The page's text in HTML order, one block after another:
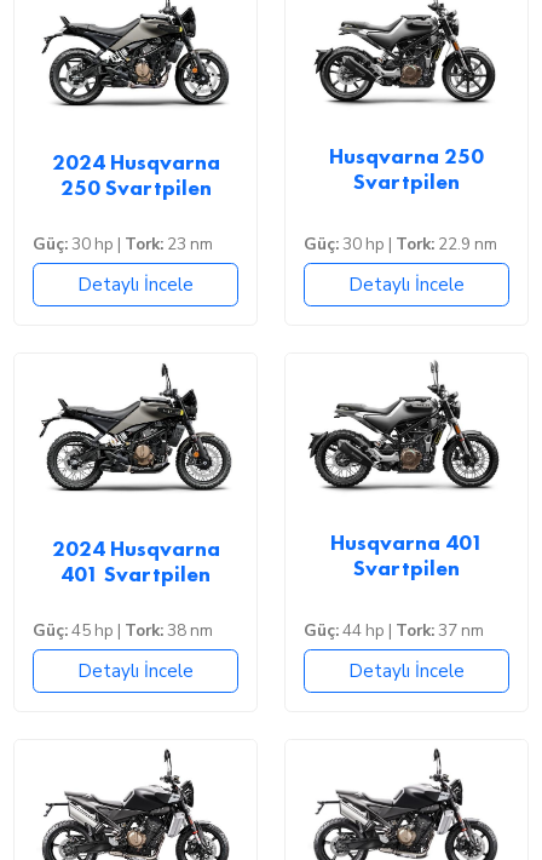
2024 Husqvarna
250 Svartpilen
Güç:30 hp | Tork: 23 nm
Detaylı İncele
Husqvarna 250
Svartpilen
Güç:30 hp | Tork: 22.9 nm
Detaylı İncele
2024 Husqvarna
401 Svartpilen
Güç:45 hp | Tork:38 nm
Detaylı İncele
Husqvarna 401
Svartpilen
Güç:44 hp | Tork:37 nm
Detaylı İncele